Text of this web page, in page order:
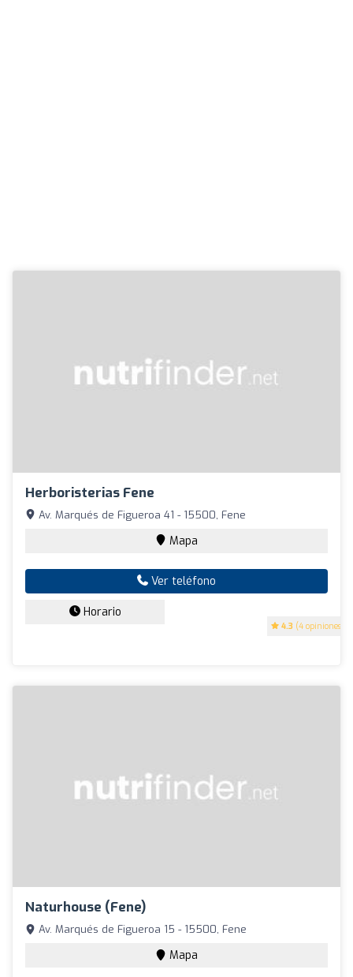
Herboristerias Fene
4.3 (4 opiniones)
Av. Marqués de Figueroa 41 - 15500, Fene
Mapa
Ver teléfono
Horario
Naturhouse (Fene)
Av. Marqués de Figueroa 15 - 15500, Fene
Mapa